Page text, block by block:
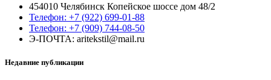
454010 Челябинск Копейское шоссе дом 48/2
Телефон: +7 (922) 699-01-88
Телефон: +7 (909) 744-08-50
Э-ПОЧТА: aritekstil@mail.ru
Недавние публикации